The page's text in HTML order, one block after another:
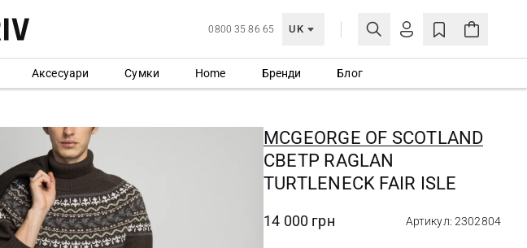
0800 35 86 65 UK
МОЯ ОБЛІКІВКА
Ще не зареєстровані?
СТВОРИТИ ОБЛІКІВКУ
Аксесуари Сумки Home Бренди Блог
MCGEORGE OF SCOTLAND
СВЕТР RAGLAN
TURTLENECK FAIR ISLE
14 000 грн Артикул: 2302804